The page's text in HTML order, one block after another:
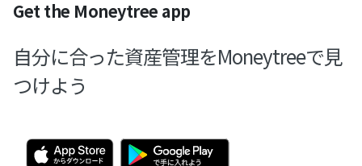
Get the Moneytree app
自分に合った資産管理をMoneytreeで見
つけよう